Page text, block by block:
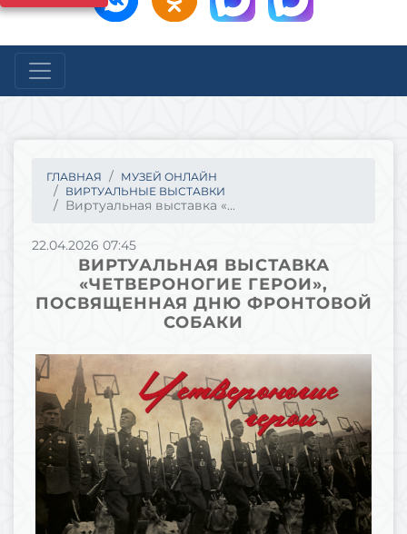
ГЛАВНАЯ
МУЗЕЙ ОНЛАЙН
ВИРТУАЛЬНЫЕ ВЫСТАВКИ
Виртуальная выставка «...
22.04.2026 07:45
ВИРТУАЛЬНАЯ ВЫСТАВКА
«ЧЕТВЕРОНОГИЕ ГЕРОИ»,
ПОСВЯЩЕННАЯ ДНЮ ФРОНТОВОЙ
СОБАКИ